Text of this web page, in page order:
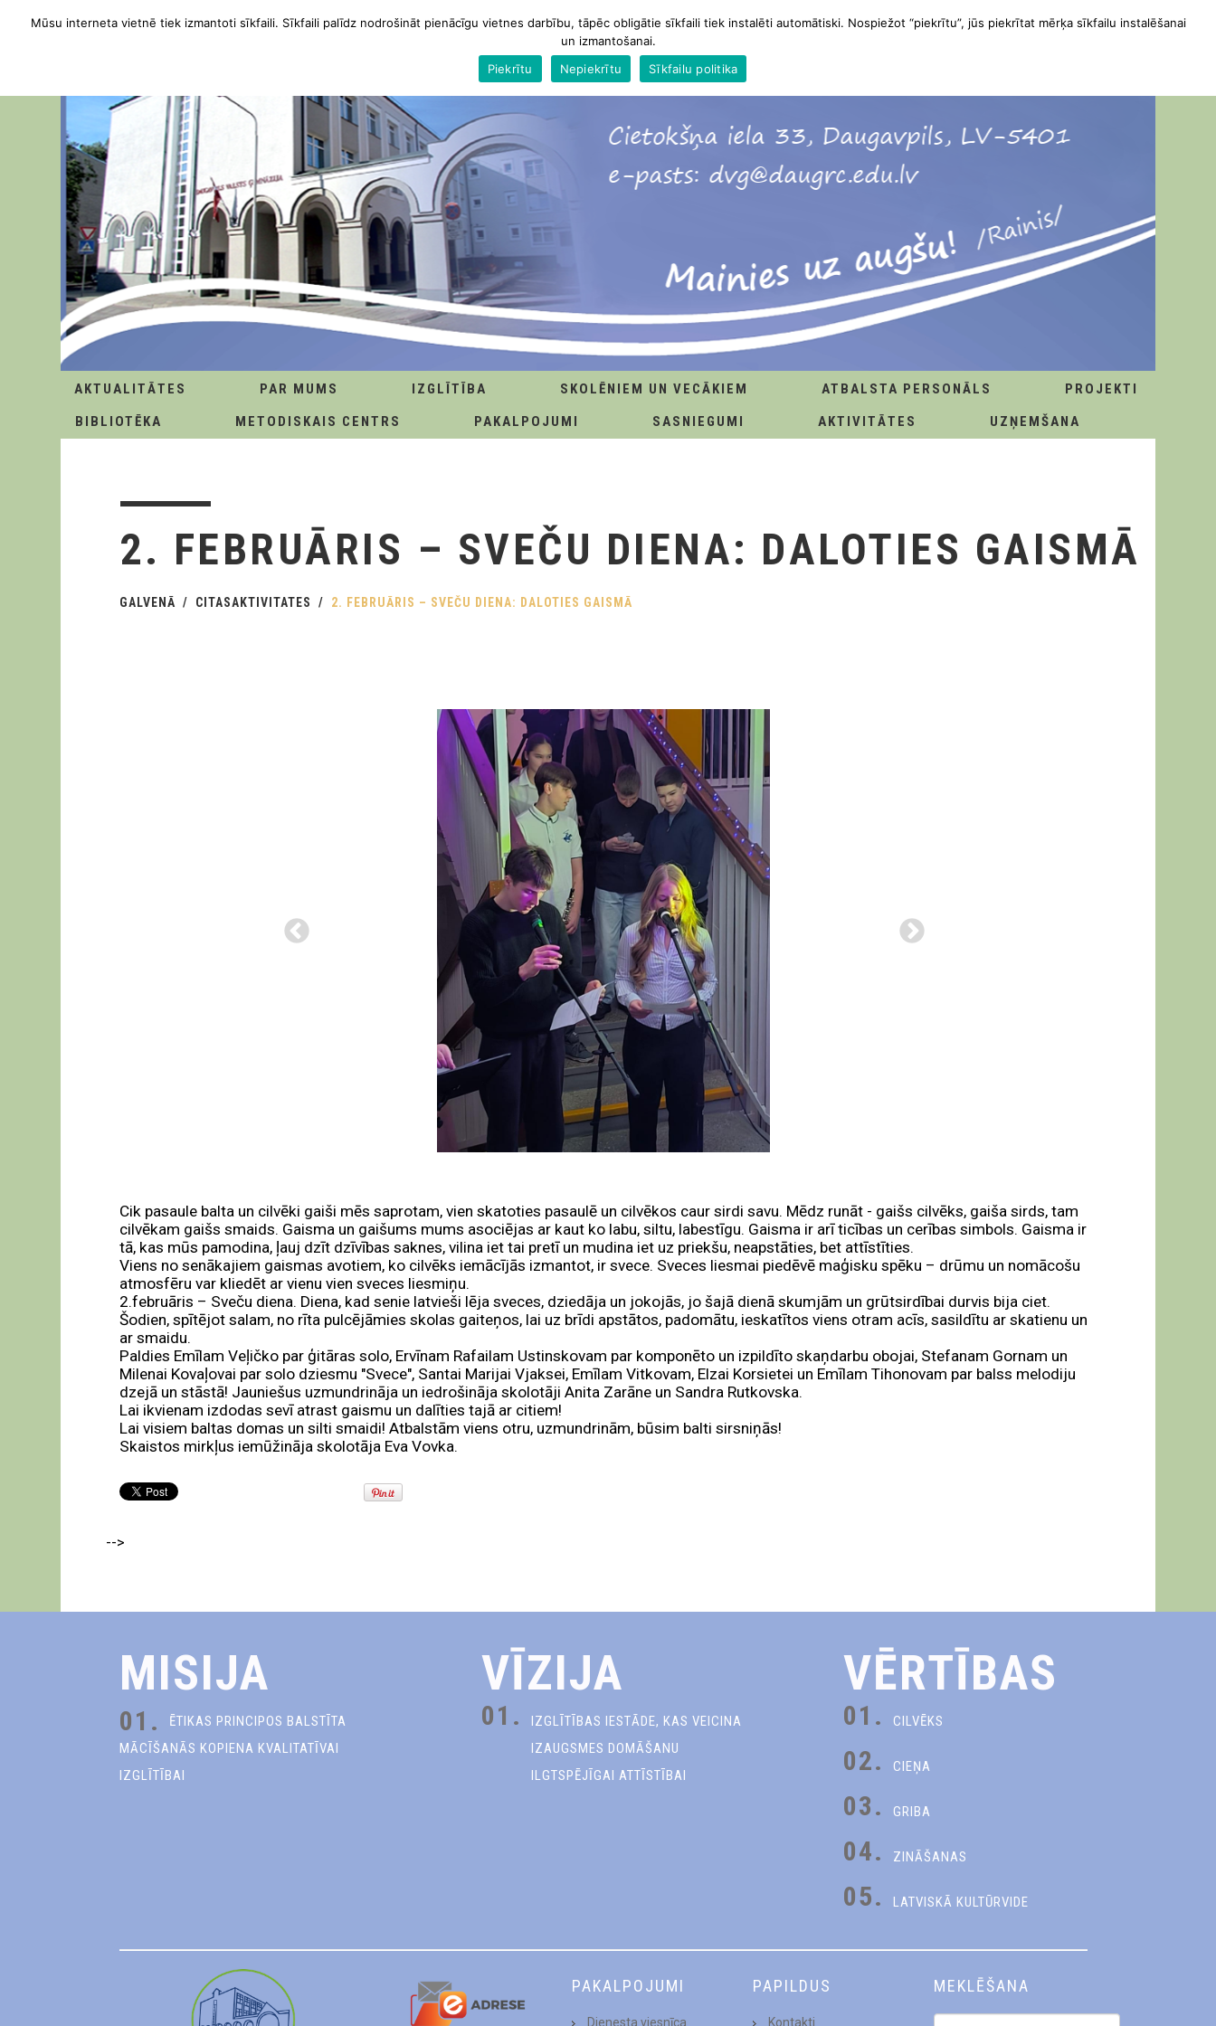
AKTUALITĀTES PAR MUMS IZGLĪTĪBA SKOLĒNIEM UN VECĀKIEM ATBALSTA PERSONĀLS
PROJEKTI
BIBLIOTĒKA
METODISKAIS CENTRS PAKALPOJUMI SASNIEGUMI AKTIVITĀTES UZŅEMŠANA
2. FEBRUĀRIS – SVEČU DIENA: DALOTIES GAISMĀ
GALVENĀ CITASAKTIVITATES 2. FEBRUĀRIS – SVEČU DIENA: DALOTIES GAISMĀ
Cik pasaule balta un cilvēki gaiši mēs saprotam, vien skatoties pasaulē un cilvēkos caur sirdi savu. Mēdz runāt - gaišs cilvēks, gaiša sirds, tam
cilvēkam gaišs smaids. Gaisma un gaišums mums asociējas ar kaut ko labu, siltu, labestīgu. Gaisma ir arī ticības un cerības simbols. Gaisma ir
tā, kas mūs pamodina, ļauj dzīt dzīvības saknes, vilina iet tai pretī un mudina iet uz priekšu, neapstāties, bet attīstīties.
Viens no senākajiem gaismas avotiem, ko cilvēks iemācījās izmantot, ir svece. Sveces liesmai piedēvē maģisku spēku – drūmu un nomācošu
atmosfēru var kliedēt ar vienu vien sveces liesmiņu.
2.februāris – Sveču diena. Diena, kad senie latvieši lēja sveces, dziedāja un jokojās, jo šajā dienā skumjām un grūtsirdībai durvis bija ciet.
Šodien, spītējot salam, no rīta pulcējāmies skolas gaiteņos, lai uz brīdi apstātos, padomātu, ieskatītos viens otram acīs, sasildītu ar skatienu un
ar smaidu.
Paldies Emīlam Veļičko par ģitāras solo, Ervīnam Rafailam Ustinskovam par komponēto un izpildīto skaņdarbu obojai, Stefanam Gornam un
Milenai Kovaļovai par solo dziesmu "Svece", Santai Marijai Vjaksei, Emīlam Vitkovam, Elzai Korsietei un Emīlam Tihonovam par balss melodiju
dzejā un stāstā! Jauniešus uzmundrināja un iedrošināja skolotāji Anita Zarāne un Sandra Rutkovska.
Lai ikvienam izdodas sevī atrast gaismu un dalīties tajā ar citiem!
Lai visiem baltas domas un silti smaidi! Atbalstām viens otru, uzmundrinām, būsim balti sirsniņās!
Skaistos mirkļus iemūžināja skolotāja Eva Vovka.
-->
MISIJA
01.
ĒTIKAS PRINCIPOS BALSTĪTA
MĀCĪŠANĀS KOPIENA KVALITATĪVAI
IZGLĪTĪBAI
VĪZIJA
01.
IZGLĪTĪBAS IESTĀDE, KAS VEICINA
IZAUGSMES DOMĀŠANU
ILGTSPĒJĪGAI ATTĪSTĪBAI
VĒRTĪBAS
01. CILVĒKS
02. CIEŅA
03. GRIBA
04. ZINĀŠANAS
05. LATVISKĀ KULTŪRVIDE
PAKALPOJUMI
Dienesta viesnīca
PAPILDUS
Kontakti
MEKLĒŠANA
Mūsu interneta vietnē tiek izmantoti sīkfaili. Sīkfaili palīdz nodrošināt pienācīgu vietnes darbību, tāpēc obligātie sīkfaili tiek instalēti automātiski. Nospiežot “piekrītu”, jūs piekrītat mērķa sīkfailu instalēšanai
un izmantošanai.
Piekrītu
Nepiekrītu Sīkfailu politika